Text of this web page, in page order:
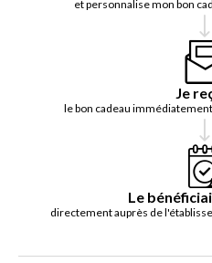
et personnalise mon bon
Je
le bon cadeau
Le
directement auprès de